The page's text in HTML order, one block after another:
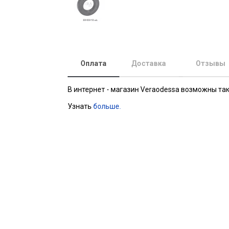
Оплата Доставка Отзывы
В интернет - магазин Veraodessa возможны
Узнать больше.